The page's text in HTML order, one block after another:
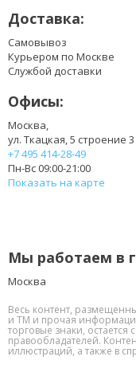
Доставка:
Самовывоз
Курьером по Москве
Службой доставки
Офисы:
Москва,
ул. Ткацкая, 5 строение 3
+7 495 414-28-49
Пн-Вс 09:00-21:00
Показать на карте
Мы работаем в
Москва
Весь контент,
и ТМ и прочая
торговые знаки,
правообладателей.
иллюстраций, а также в